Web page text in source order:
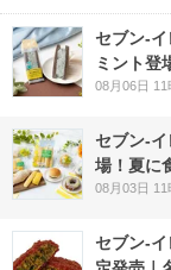
セブン‐
ミント登
08月06日 11
セブン‐
場！夏に
08月03日 11
セブン-